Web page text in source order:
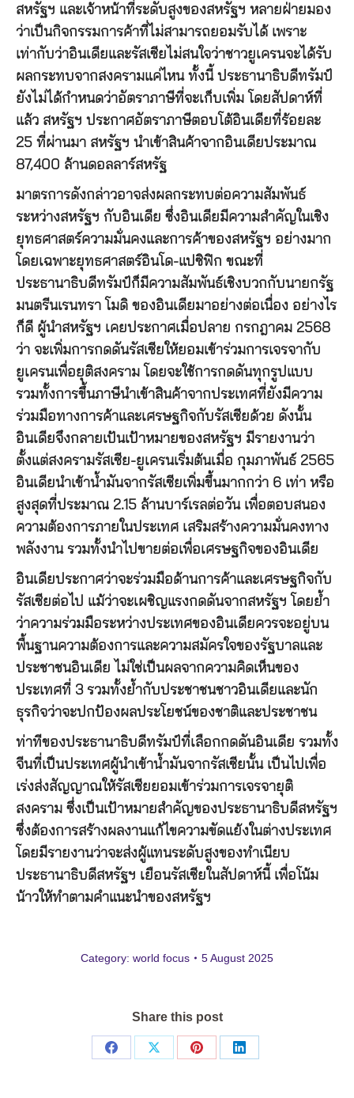
สหรัฐฯ และเจ้าหน้าที่ระดับสูงของสหรัฐฯ หลายฝ่ายมอง
ว่าเป็นกิจกรรมการค้าที่ไม่สามารถยอมรับได้ เพราะ
เท่ากับว่าอินเดียและรัสเซียไม่สนใจว่าชาวยูเครนจะได้รับ
ผลกระทบจากสงครามแค่ไหน ทั้งนี้ ประธานาธิบดีทรัมป์
ยังไม่ได้กำหนดว่าอัตราภาษีที่จะเก็บเพิ่ม โดยสัปดาห์ที่
แล้ว สหรัฐฯ ประกาศอัตราภาษีตอบโต้อินเดียที่ร้อยละ
25 ที่ผ่านมา สหรัฐฯ นำเข้าสินค้าจากอินเดียประมาณ
87,400 ล้านดอลลาร์สหรัฐ
มาตรการดังกล่าวอาจส่งผลกระทบต่อความสัมพันธ์
ระหว่างสหรัฐฯ กับอินเดีย ซึ่งอินเดียมีความสำคัญในเชิง
ยุทธศาสตร์ความมั่นคงและการค้าของสหรัฐฯ อย่างมาก
โดยเฉพาะยุทธศาสตร์อินโด-แปซิฟิก ขณะที่
ประธานาธิบดีทรัมป์ก็มีความสัมพันธ์เชิงบวกกับนายกรัฐ
มนตรีนเรนทรา โมดิ ของอินเดียมาอย่างต่อเนื่อง อย่างไร
ก็ดี ผู้นำสหรัฐฯ เคยประกาศเมื่อปลาย กรกฎาคม 2568
ว่า จะเพิ่มการกดดันรัสเซียให้ยอมเข้าร่วมการเจรจากับ
ยูเครนเพื่อยุติสงคราม โดยจะใช้การกดดันทุกรูปแบบ
รวมทั้งการขึ้นภาษีนำเข้าสินค้าจากประเทศที่ยังมีความ
ร่วมมือทางการค้าและเศรษฐกิจกับรัสเซียด้วย ดังนั้น
อินเดียจึงกลายเป้นเป้าหมายของสหรัฐฯ มีรายงานว่า
ตั้งแต่สงครามรัสเซีย-ยูเครนเริ่มต้นเมื่อ กุมภาพันธ์ 2565
อินเดียนำเข้าน้ำมันจากรัสเซียเพิ่มขึ้นมากกว่า 6 เท่า หรือ
สูงสุดที่ประมาณ 2.15 ล้านบาร์เรลต่อวัน เพื่อตอบสนอง
ความต้องการภายในประเทศ เสริมสร้างความมั่นคงทาง
พลังงาน รวมทั้งนำไปขายต่อเพื่อเศรษฐกิจของอินเดีย
อินเดียประกาศว่าจะร่วมมือด้านการค้าและเศรษฐกิจกับ
รัสเซียต่อไป แม้ว่าจะเผชิญแรงกดดันจากสหรัฐฯ โดยย้ำ
ว่าความร่วมมือระหว่างประเทศของอินเดียควรจะอยู่บน
พื้นฐานความต้องการและความสมัครใจของรัฐบาลและ
ประชาชนอินเดีย ไม่ใช่เป็นผลจากความคิดเห็นของ
ประเทศที่ 3 รวมทั้งย้ำกับประชาชนชาวอินเดียและนัก
ธุรกิจว่าจะปกป้องผลประโยชน์ของชาติและประชาชน
ท่าทีของประธานาธิบดีทรัมป์ที่เลือกกดดันอินเดีย รวมทั้ง
จีนที่เป็นประเทศผู้นำเข้าน้ำมันจากรัสเซียนั้น เป็นไปเพื่อ
เร่งส่งสัญญาณให้รัสเซียยอมเข้าร่วมการเจรจายุติ
สงคราม ซึ่งเป็นเป้าหมายสำคัญของประธานาธิบดีสหรัฐฯ
ซึ่งต้องการสร้างผลงานแก้ไขความขัดแย้งในต่างประเทศ
โดยมีรายงานว่าจะส่งผู้แทนระดับสูงของทำเนียบ
ประธานาธิบดีสหรัฐฯ เยือนรัสเซียในสัปดาห์นี้ เพื่อโน้ม
น้าวให้ทำตามคำแนะนำของสหรัฐฯ
Category: world focus 5 August 2025
Share this post
Share
Share
Share
Share